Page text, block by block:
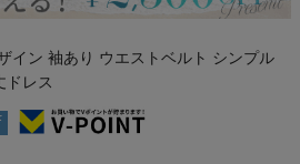
イン 袖あり ウエストベルト シンプル
ドレス